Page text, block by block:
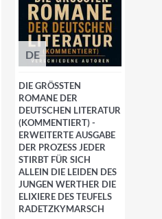
DE
DIE GRÖSSTEN R
OMANE DER D
EUTSCHEN LITERATUR (
KOMMENTIERT) - E
RWEITERTE AUSGABE D
ER PROZESS JEDER S
TIRBT FÜR SICH A
LLEIN DIE LEIDEN DES J
UNGEN WERTHER DIE E
LIXIERE DES TEUFELS R
ADETZKYMARSCH